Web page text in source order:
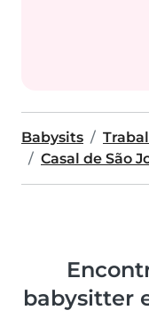
Babysits
Casal de São
babysitter